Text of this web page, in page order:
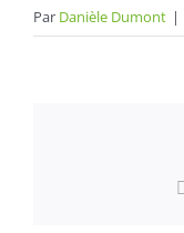
Par Danièle Dumont |